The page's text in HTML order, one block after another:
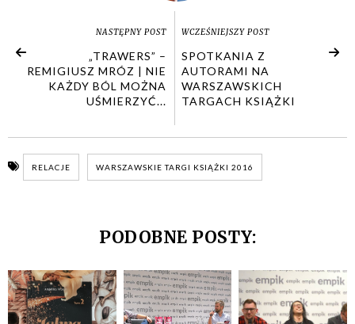
NASTĘPNY POST
„TRAWERS” –
REMIGIUSZ MRÓZ | NIE
KAŻDY BÓL MOŻNA
UŚMIERZYĆ...
WCZEŚNIEJSZY POST
SPOTKANIA Z
AUTORAMI NA
WARSZAWSKICH
TARGACH KSIĄŻKI
RELACJE WARSZAWSKIE TARGI KSIĄŻKI 2016
PODOBNE POSTY: